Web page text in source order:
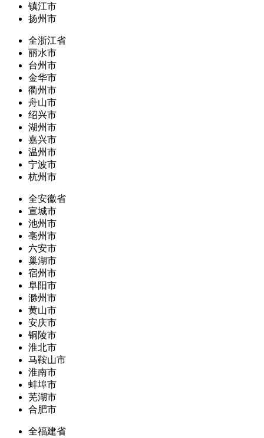
镇江市
扬州市
全浙江省
丽水市
台州市
金华市
衢州市
舟山市
绍兴市
湖州市
嘉兴市
温州市
宁波市
杭州市
全安徽省
宣城市
池州市
亳州市
六安市
巢湖市
宿州市
阜阳市
滁州市
黄山市
安庆市
铜陵市
淮北市
马鞍山市
淮南市
蚌埠市
芜湖市
合肥市
全福建省